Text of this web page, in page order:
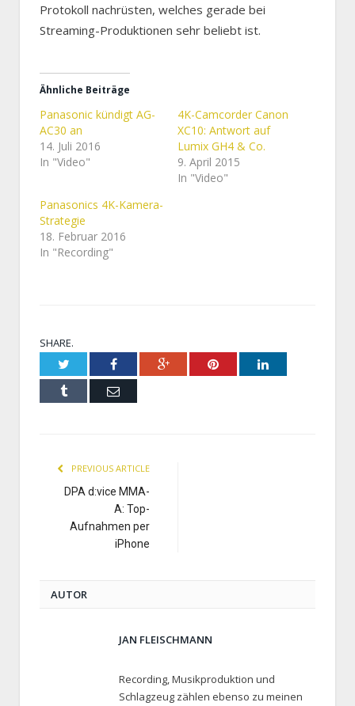
Protokoll nachrüsten, welches gerade bei
Streaming-Produktionen sehr beliebt ist.
Ähnliche Beiträge
Panasonic kündigt AG-
AC30 an
14. Juli 2016
In "Video"
4K-Camcorder Canon
XC10: Antwort auf
Lumix GH4 & Co.
9. April 2015
In "Video"
Panasonics 4K-Kamera-
Strategie
18. Februar 2016
In "Recording"
SHARE.
Twitter Facebook Google+ Pinterest LinkedIn
Tumblr Email
PREVIOUS ARTICLE
DPA d:vice MMA-
A: Top-
Aufnahmen per
iPhone
AUTOR
JAN FLEISCHMANN
Recording, Musikproduktion und
Schlagzeug zählen ebenso zu meinen